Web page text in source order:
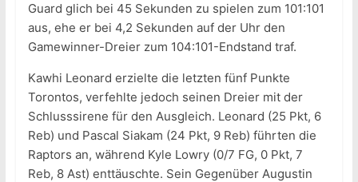
Guard glich bei 45 Sekunden zu spielen zum 101:101
aus, ehe er bei 4,2 Sekunden auf der Uhr den
Gamewinner-Dreier zum 104:101-Endstand traf.
Kawhi Leonard erzielte die letzten fünf Punkte
Torontos, verfehlte jedoch seinen Dreier mit der
Schlusssirene für den Ausgleich. Leonard (25 Pkt, 6
Reb) und Pascal Siakam (24 Pkt, 9 Reb) führten die
Raptors an, während Kyle Lowry (0/7 FG, 0 Pkt, 7
Reb, 8 Ast) enttäuschte. Sein Gegenüber Augustin